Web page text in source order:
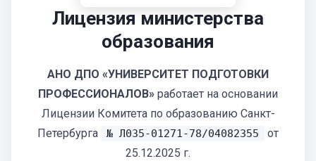
Лицензия министерства
образования
АНО ДПО «УНИВЕРСИТЕТ ПОДГОТОВКИ
ПРОФЕССИОНАЛОВ» работает на основании
Лицензии Комитета по образованию Санкт-
Петербурга
№ Л035-01271-78/04082355
от
25.12.2025 г.